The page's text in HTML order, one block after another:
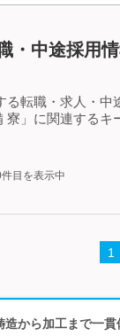
・中途採用
転職・求人・
」に関連する
目を表示中
1
から加工まで一貫